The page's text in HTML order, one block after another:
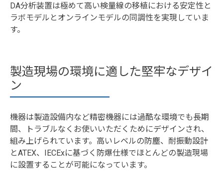
DA分析装置は極めて高い検量線の移植における安定性と
ラボモデルとオンラインモデルの同調性を実現していま
す。
製造現場の環境に適した堅牢なデザイ
ン
機器は製造設備内など精密機器には過酷な環境でも長期
間、トラブルなくお使いいただくためにデザインされ、
組み上げられています。高いレベルの防塵、耐振動設計
とATEX、IECExに基づく防爆仕様でほとんどの製造現場
に設置することが可能になっています。